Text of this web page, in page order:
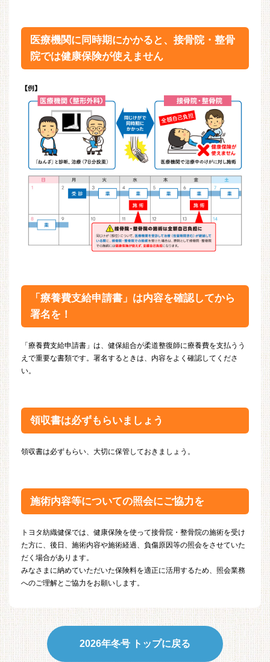
医療機関に同時期にかかると、接骨院・整骨
院では健康保険が使えません
「療養費支給申請書」は内容を確認してから
署名を！
「療養費支給申請書」は、健保組合が柔道整復師に療養費を支払うう
えで重要な書類です。署名するときは、内容をよく確認してくださ
い。
領収書は必ずもらいましょう
領収書は必ずもらい、大切に保管しておきましょう。
施術内容等についての照会にご協力を
トヨタ紡織健保では、健康保険を使って接骨院・整骨院の施術を受け
た方に、後日、施術内容や施術経過、負傷原因等の照会をさせていた
だく場合があります。
みなさまに納めていただいた保険料を適正に活用するため、照会業務
へのご理解とご協力をお願いします。
2026年冬号 トップに戻る